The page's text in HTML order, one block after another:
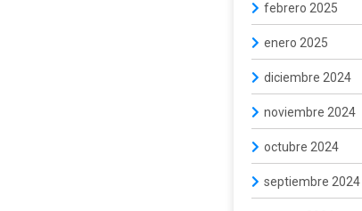
febrero 2025
enero 2025
diciembre 2024
noviembre 2024
octubre 2024
septiembre 2024